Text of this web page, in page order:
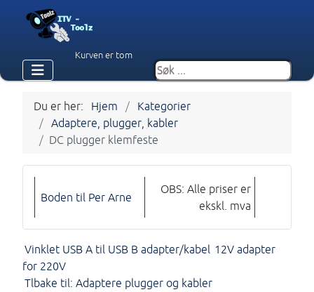
Kurven er tom
Du er her: Hjem
Kategorier
Adaptere, plugger, kabler
DC plugger klemfeste
Boden til Per Arne
OBS: Alle priser er
ekskl. mva
Vinklet USB A til USB B adapter/kabel 12V adapter
for 220V
Tlbake til: Adaptere plugger og kabler